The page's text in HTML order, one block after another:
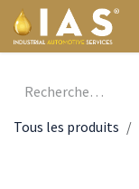
Se rendre au contenu
Tous les produits